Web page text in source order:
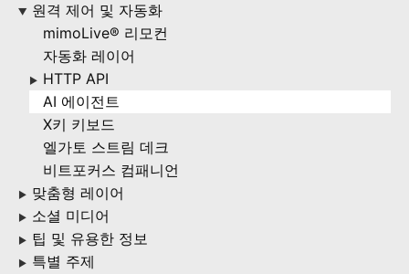
▶
원격 제어 및 자동화
mimoLive® 리모컨
자동화 레이어
▶ HTTP API
AI 에이전트
X키 키보드
엘가토 스트림 데크
비트포커스 컴패니언
▶ 맞춤형 레이어
▶ 소셜 미디어
▶ 팁 및 유용한 정보
▶ 특별 주제